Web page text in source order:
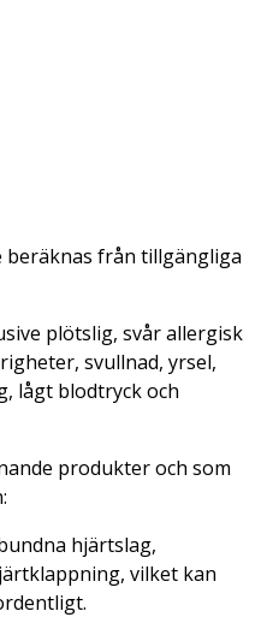
beräknas från tillgängliga
plötslig, svår allergisk
svullnad, yrsel,
lågt blodtryck och
produkter och som
hjärtslag,
vilket kan